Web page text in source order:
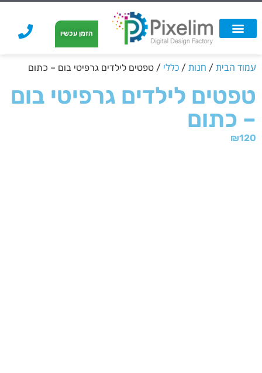
הזמן עכשיו
עמוד הבית / חנות / כללי / טפטים לילדים גרפיטי בום – כתום
טפטים לילדים גרפיטי בום
– כתום
₪120